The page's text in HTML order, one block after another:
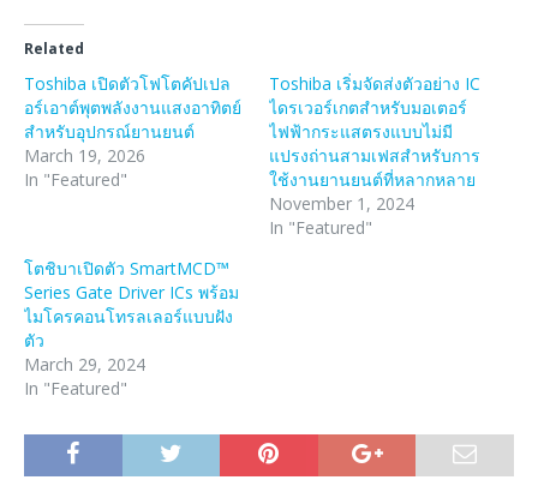
Related
Toshiba เปิดตัวโฟโตคัปเปล
อร์เอาต์พุตพลังงานแสงอาทิตย์
สำหรับอุปกรณ์ยานยนต์
March 19, 2026
In "Featured"
Toshiba เริ่มจัดส่งตัวอย่าง IC
ไดรเวอร์เกตสำหรับมอเตอร์
ไฟฟ้ากระแสตรงแบบไม่มี
แปรงถ่านสามเฟสสำหรับการ
ใช้งานยานยนต์ที่หลากหลาย
November 1, 2024
In "Featured"
โตชิบาเปิดตัว SmartMCD™
Series Gate Driver ICs พร้อม
ไมโครคอนโทรลเลอร์แบบฝัง
ตัว
March 29, 2024
In "Featured"